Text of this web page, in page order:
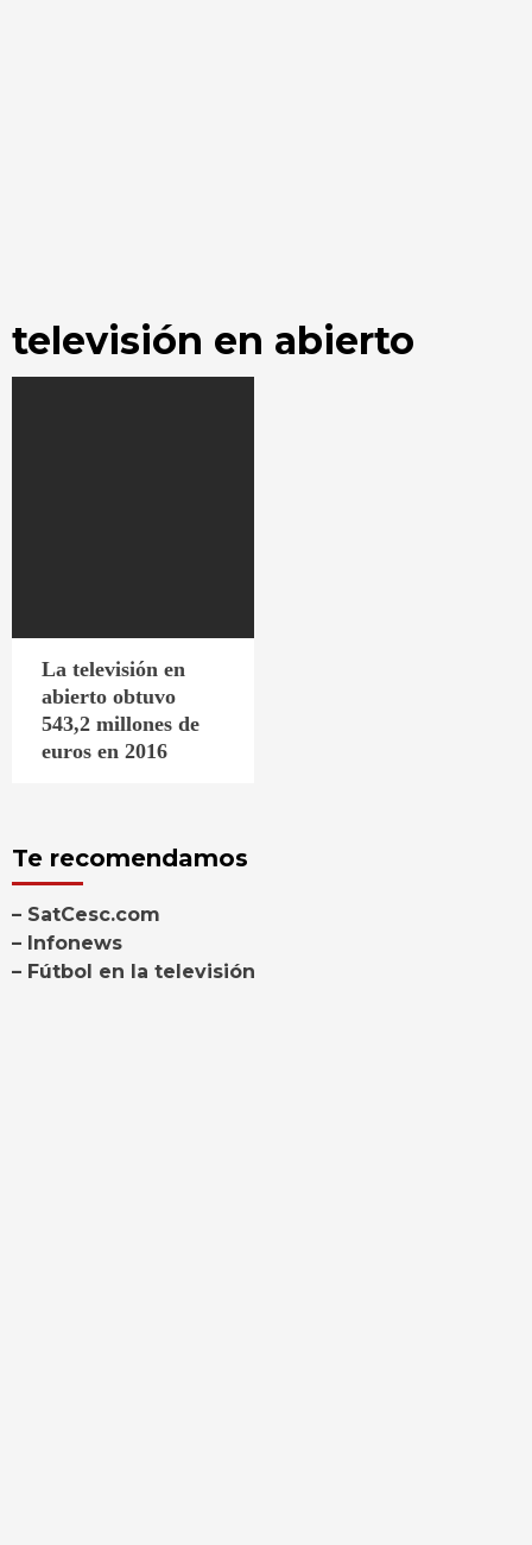
televisión en abierto
La televisión en
abierto obtuvo
543,2 millones de
euros en 2016
Te recomendamos
– SatCesc.com
– Infonews
– Fútbol en la televisión